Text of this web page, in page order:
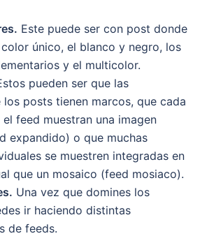
Este puede ser con post donde
único, el blanco y negro, los
y el multicolor.
pueden ser que las
posts tienen marcos, que cada
feed muestran una imagen
expandido) o que muchas
se muestren integradas en
que un mosaico (feed mosiaco).
Una vez que domines los
ir haciendo distintas
de feeds.